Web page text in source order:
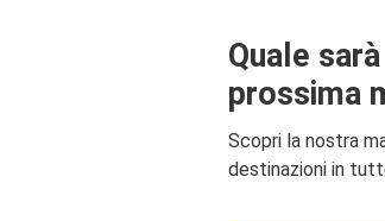
Quale
prossima
Scopri la nostra
destinazioni in